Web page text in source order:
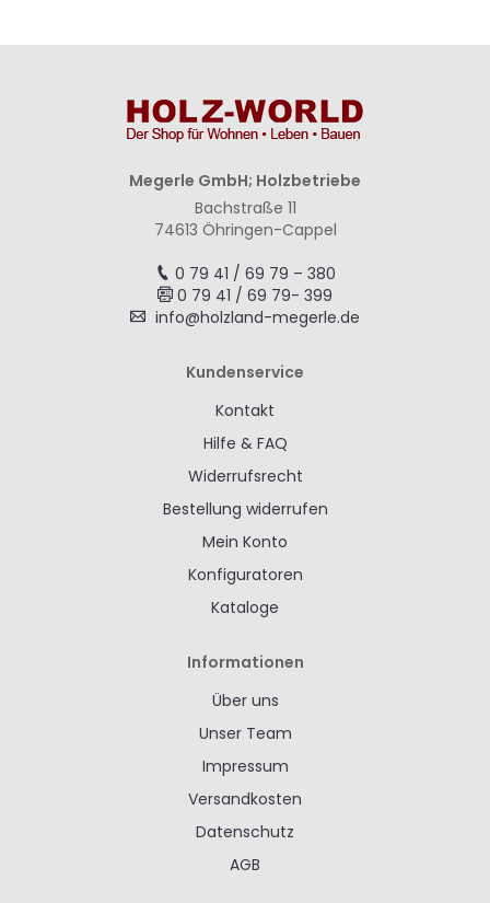
Megerle GmbH; Holzbetriebe
Bachstraße 11
74613 Öhringen-Cappel
0 79 41 / 69 79 – 380
0 79 41 / 69 79- 399
info@holzland-megerle.de
Kundenservice
Kontakt
Hilfe & FAQ
Widerrufsrecht
Bestellung widerrufen
Mein Konto
Konfiguratoren
Kataloge
Informationen
Über uns
Unser Team
Impressum
Versandkosten
Datenschutz
AGB